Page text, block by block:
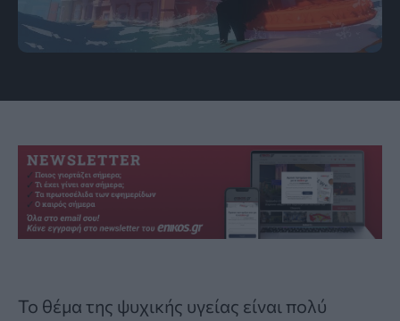
Το θέμα της ψυχικής υγείας είναι πολύ